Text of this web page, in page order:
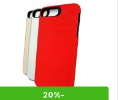
-
20%